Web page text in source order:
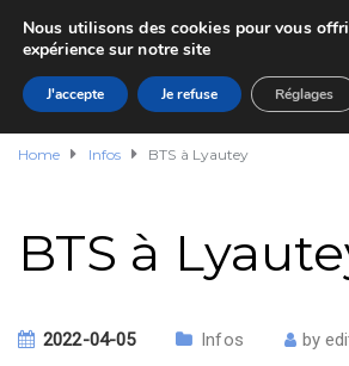
Home Infos BTS à Lyautey
BTS à
2022-04-05 Infos by
Nous utilisons des cookies pour vous
expérience sur notre site
J'accepte Je refuse Réglages